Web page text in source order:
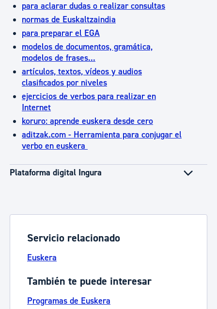
para aclarar dudas o realizar consultas
normas de Euskaltzaindia
para preparar el EGA
modelos de documentos, gramática,
modelos de frases...
artículos, textos, vídeos y audios
clasificados por niveles
ejercicios de verbos para realizar en
Internet
koruro: aprende euskera desde cero
aditzak.com - Herramienta para conjugar el
verbo en euskera
Plataforma digital Ingura
Servicio relacionado
Euskera
También te puede interesar
Programas de Euskera